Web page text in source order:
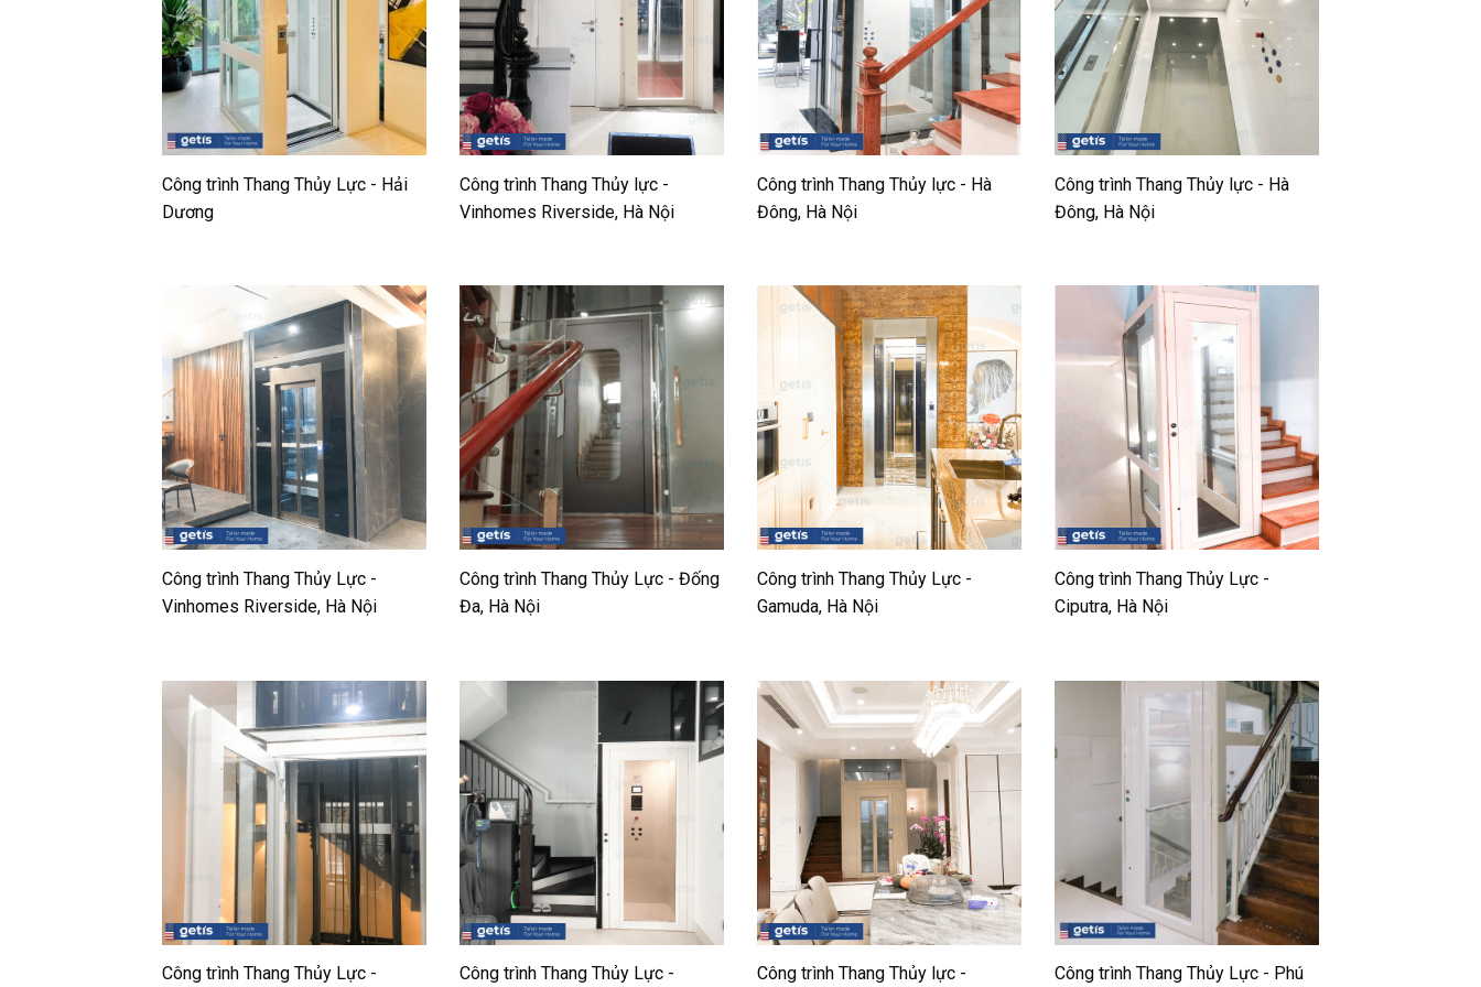
Công trình Thang Thủy Lực - Hải
Dương
Công trình Thang Thủy lực -
Vinhomes Riverside, Hà Nội
Công trình Thang Thủy lực - Hà
Đông, Hà Nội
Công trình Thang Thủy lực - Hà
Đông, Hà Nội
Công trình Thang Thủy Lực -
Vinhomes Riverside, Hà Nội
Công trình Thang Thủy Lực - Đống
Đa, Hà Nội
Công trình Thang Thủy Lực -
Gamuda, Hà Nội
Công trình Thang Thủy Lực -
Ciputra, Hà Nội
Công trình Thang Thủy Lực - Công trình Thang Thủy Lực - Công trình Thang Thủy lực - Công trình Thang Thủy Lực - Phú